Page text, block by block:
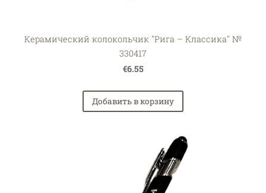
Керамический колокольчик "Рига – Классика" №
330417
€6.55
Добавить в корзину